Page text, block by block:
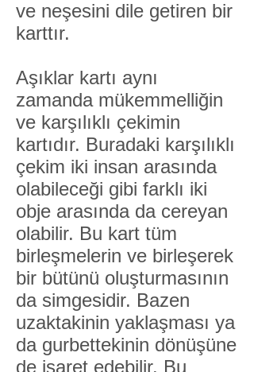
ve neşesini dile getiren bir
karttır.
Aşıklar kartı aynı
zamanda mükemmelliğin
ve karşılıklı çekimin
kartıdır. Buradaki karşılıklı
çekim iki insan arasında
olabileceği gibi farklı iki
obje arasında da cereyan
olabilir. Bu kart tüm
birleşmelerin ve birleşerek
bir bütünü oluşturmasının
da simgesidir. Bazen
uzaktakinin yaklaşması ya
da gurbettekinin dönüşüne
de işaret edebilir. Bu